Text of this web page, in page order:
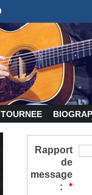
TOURNEE
Rapport
de
message
:
*